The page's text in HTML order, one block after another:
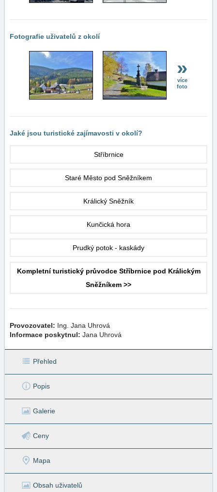
Fotografie uživatelů z okolí
»
více
foto
Jaké jsou turistické zajímavosti v okolí?
Stříbrnice
Staré Město pod Sněžníkem
Králický Sněžník
Kunčická hora
Prudký potok - kaskády
Kompletní turistický průvodce Stříbrnice pod Králickým
Sněžníkem >>
Provozovatel: Ing. Jana Uhrová
Informace poskytnul: Jana Uhrová
Přehled
Popis
Galerie
Ceny
Mapa
Obsah uživatelů